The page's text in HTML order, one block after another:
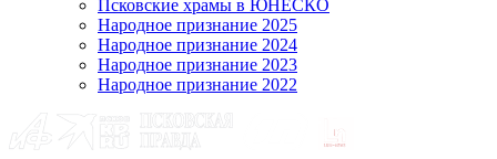
Псковские храмы в ЮНЕСКО
Народное признание 2025
Народное признание 2024
Народное признание 2023
Народное признание 2022